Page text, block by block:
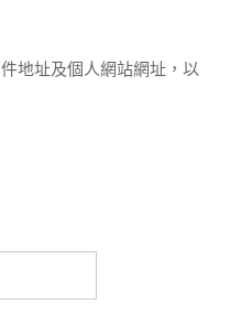
地址及個人網站網址，以